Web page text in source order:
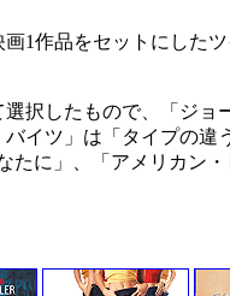
1作品をセットにした
択したもので、「ジョ
イツ」は「タイプの違
たに」、「アメリカン